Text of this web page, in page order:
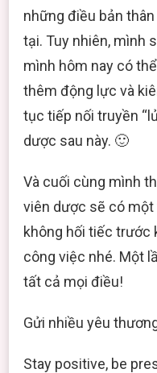
những điều bản
tại. Tuy nhiên, mình
mình hôm nay có
thêm động lực và
tục tiếp nối truyền
dược sau này. 🙂
Và cuối cùng mình
viên dược sẽ có một
không hối tiếc trước
công việc nhé. Một
tất cả mọi điều!
Gửi nhiều yêu
Stay positive, be